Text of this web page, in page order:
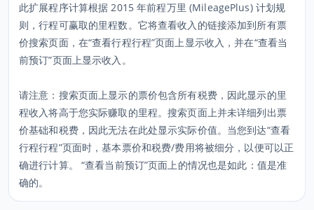
此扩展程序计算根据 2015 年前程万里 (MileagePlus) 计划规
则，行程可赢取的里程数。它将查看收入的链接添加到所有票
价搜索页面，在“查看行程行程”页面上显示收入，并在“查看当
前预订”页面上显示收入。
请注意：搜索页面上显示的票价包含所有税费，因此显示的里
程收入将高于您实际赚取的里程。搜索页面上并未详细列出票
价基础和税费，因此无法在此处显示实际价值。当您到达“查看
行程行程”页面时，基本票价和税费/费用将被细分，以便可以正
确进行计算。 “查看当前预订”页面上的情况也是如此：值是准
确的。